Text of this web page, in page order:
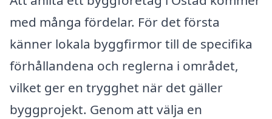
med många fördelar. För det första
känner lokala byggfirmor till de specifika
förhållandena och reglerna i området,
vilket ger en trygghet när det gäller
byggprojekt. Genom att välja en